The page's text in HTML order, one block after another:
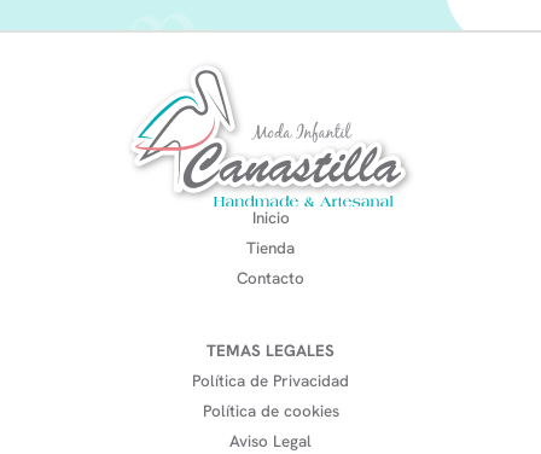
Inicio
Tienda
Contacto
TEMAS LEGALES
Política de Privacidad
Política de cookies
Aviso Legal